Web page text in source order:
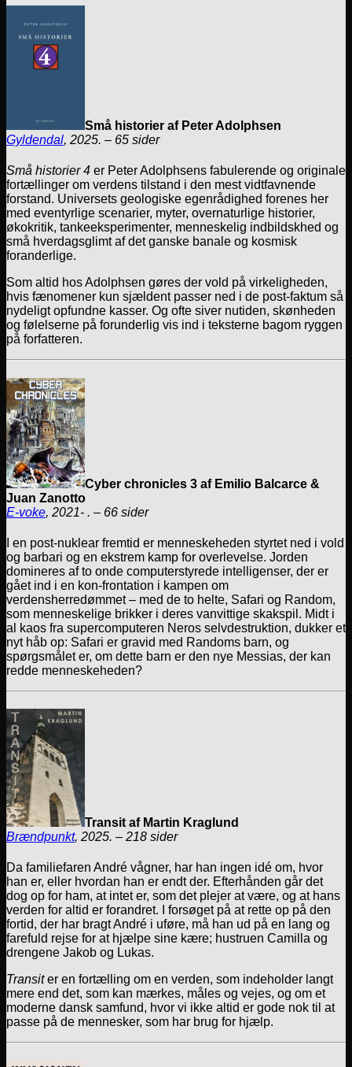
Små historier af Peter Adolphsen
Gyldendal, 2025. – 65 sider
Små historier 4 er Peter Adolphsens fabulerende og originale
fortællinger om verdens tilstand i den mest vidtfavnende
forstand. Universets geologiske egenrådighed forenes her
med eventyrlige scenarier, myter, overnaturlige historier,
økokritik, tankeeksperimenter, menneskelig indbildskhed og
små hverdagsglimt af det ganske banale og kosmisk
foranderlige.
Som altid hos Adolphsen gøres der vold på virkeligheden,
hvis fænomener kun sjældent passer ned i de post-faktum så
nydeligt opfundne kasser. Og ofte siver nutiden, skønheden
og følelserne på forunderlig vis ind i teksterne bagom ryggen
på forfatteren.
Cyber chronicles 3 af Emilio Balcarce &
Juan Zanotto
E-voke, 2021- . – 66 sider
I en post-nuklear fremtid er menneskeheden styrtet ned i vold
og barbari og en ekstrem kamp for overlevelse. Jorden
domineres af to onde computerstyrede intelligenser, der er
gået ind i en kon-frontation i kampen om
verdensherredømmet – med de to helte, Safari og Random,
som menneskelige brikker i deres vanvittige skakspil. Midt i
al kaos fra supercomputeren Neros selvdestruktion, dukker et
nyt håb op: Safari er gravid med Randoms barn, og
spørgsmålet er, om dette barn er den nye Messias, der kan
redde menneskeheden?
Transit af Martin Kraglund
Brændpunkt, 2025. – 218 sider
Da familiefaren André vågner, har han ingen idé om, hvor
han er, eller hvordan han er endt der. Efterhånden går det
dog op for ham, at intet er, som det plejer at være, og at hans
verden for altid er forandret. I forsøget på at rette op på den
fortid, der har bragt André i uføre, må han ud på en lang og
farefuld rejse for at hjælpe sine kære; hustruen Camilla og
drengene Jakob og Lukas.
Transiter en fortælling om en verden, som indeholder langt
mere end det, som kan mærkes, måles og vejes, og om et
moderne dansk samfund, hvor vi ikke altid er gode nok til at
passe på de mennesker, som har brug for hjælp.